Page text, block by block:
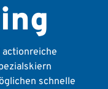
schnelle